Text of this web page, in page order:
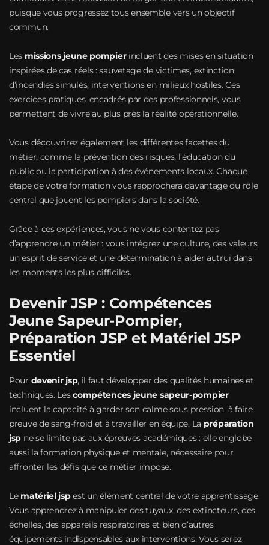
puisque vous progressez tous ensemble vers un objectif
commun.
Les missions jeune pompierincluent des mises en situation
inspirées de cas réels : sauvetage de victimes, extinction
d’incendies simulés, interventions en milieux hostiles. Ces
exercices pratiques, encadrés par des professionnels, vous
permettent de vivre au plus près la réalité opérationnelle.
Vous découvrirez également les différentes facettes du
métier, comme la prévention des risques, l’éducation du
public ou la participation à des événements locaux. Chaque
étape de votre formation vous rapprochera davantage du rôle
central que jouent les pompiers dans la société.
Grâce à ces expériences, vous ne vous contentez pas
d’apprendre un métier : vous intégrez une culture, des valeurs,
un esprit de service et une détermination à aider autrui dans
les moments les plus difficiles.
Devenir JSP : Compétences
Jeune Sapeur-Pompier,
Préparation JSP et Matériel JSP
Essentiel
Pour devenir jsp, il faut développer des qualités humaines et
techniques. Lescompétences jeune sapeur-pompier
incluent la capacité à garder son calme sous pression, à faire
preuve de sang-froid et à travailler en équipe. La préparation
jsp ne se limite pas aux épreuves académiques : elle englobe
aussi la formation physique et mentale, nécessaire pour
affronter les défis que ce métier impose.
Le matériel jspest un élément central de votre apprentissage.
Vous apprendrez à manipuler des tuyaux, des extincteurs, des
échelles, des appareils respiratoires et bien d’autres
équipements indispensables aux interventions. Vous serez